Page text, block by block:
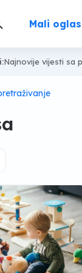
Mali
Najnovije vijesti sa